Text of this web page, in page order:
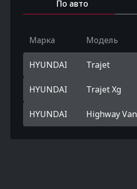
По авто
Марка Модель
HYUNDAI Trajet
HYUNDAI Trajet Xg
HYUNDAI Highway Van